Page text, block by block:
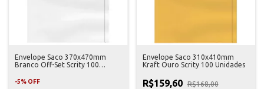
Envelope Saco 370x470mm
Branco Off-Set Scrity 100
-5% OFF
Envelope Saco 310x410mm
Kraft Ouro Scrity 100 Unidades
R$159,60 R$168,00